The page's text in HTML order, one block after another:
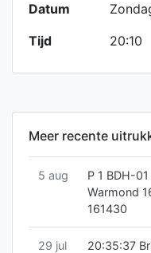
Datum
Tijd
20:10
Meer recente
5 aug
P 1 BDH-
Warmond
161430
29 jul
20:35:37